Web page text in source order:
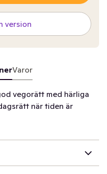
version
Varor
vegorätt med härliga
när tiden är